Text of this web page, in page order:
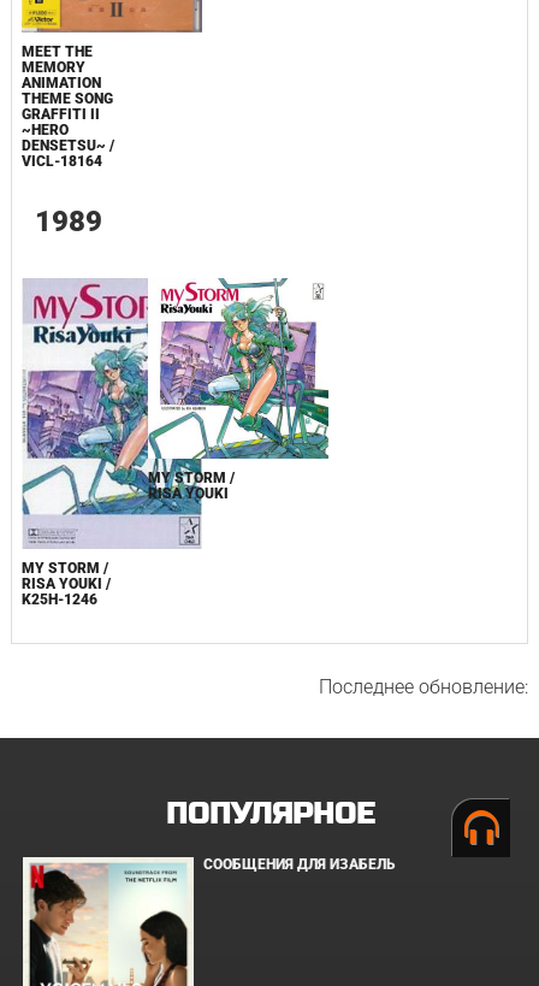
MEET THE
MEMORY
ANIMATION
THEME SONG
GRAFFITI II
~HERO
DENSETSU~ /
VICL-18164
1989
MY STORM /
RISA YOUKI /
K25H-1246
MY STORM /
RISA YOUKI
Последнее обновление:
ПОПУЛЯРНОЕ
СООБЩЕНИЯ ДЛЯ ИЗАБЕЛЬ